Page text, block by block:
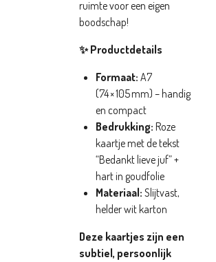
ruimte voor een eigen
boodschap!
✨ Productdetails
Formaat: A7
(74 × 105 mm) – handig
en compact
Bedrukking: Roze
kaartje met de tekst
“Bedankt lieve juf” +
hart in goudfolie
Materiaal: Slijtvast,
helder wit karton
Deze kaartjes zijn een
subtiel, persoonlijk